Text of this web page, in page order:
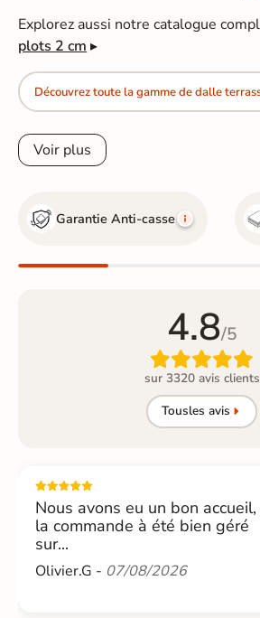
Explorez aussi notre catalogue
plots 2 cm ▸
Découvrez toute la gamme de dalle
Voir plus
Garantie Anti-casse
4.8/5

sur 3320 avis clients
Tousles avis
Nous avons eu un bon accueil,
la commande à été bien géré
sur...
Olivier.G - 07/08/2026